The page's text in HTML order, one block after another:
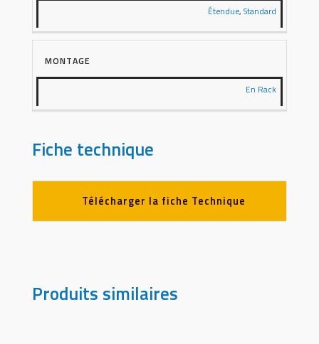
Étendue,Standard
MONTAGE
En Rack
Fiche technique
Télécharger la fiche Technique
Produits similaires